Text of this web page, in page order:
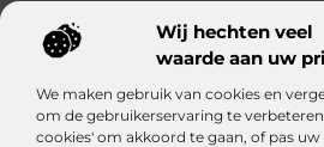
Wij hechten veel
waarde aan uw
We maken gebruik van cookies en
om de gebruikerservaring te
cookies' om akkoord te gaan, of pas
Onze informatie
Bericht categorie